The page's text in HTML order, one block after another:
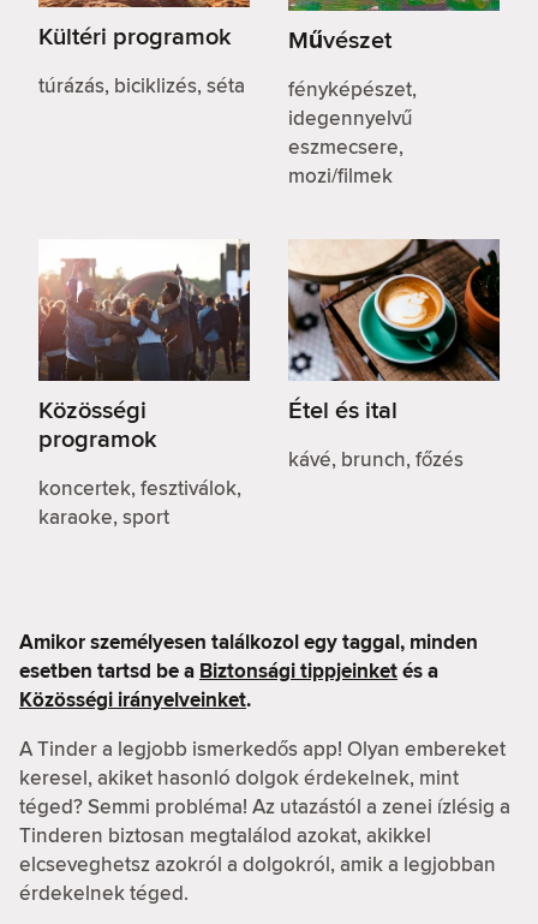
Kültéri programok
túrázás, biciklizés, séta
Művészet
fényképészet,
idegennyelvű
eszmecsere,
mozi/filmek
Közösségi
programok
koncertek, fesztiválok,
karaoke, sport
Étel és ital
kávé, brunch, főzés
Amikor személyesen találkozol egy taggal, minden
esetben tartsd be a Biztonsági tippjeinketés a
Közösségi irányelveinket.
A Tinder a legjobb ismerkedős app! Olyan embereket
keresel, akiket hasonló dolgok érdekelnek, mint
téged? Semmi probléma! Az utazástól a zenei ízlésig a
Tinderen biztosan megtalálod azokat, akikkel
elcseveghetsz azokról a dolgokról, amik a legjobban
érdekelnek téged.